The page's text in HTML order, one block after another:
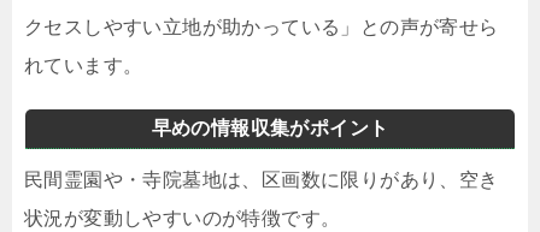
クセスしやすい立地が助かっている」との声が寄せら
れています。
早めの情報収集がポイント
民間霊園や・寺院墓地は、区画数に限りがあり、空き
状況が変動しやすいのが特徴です。